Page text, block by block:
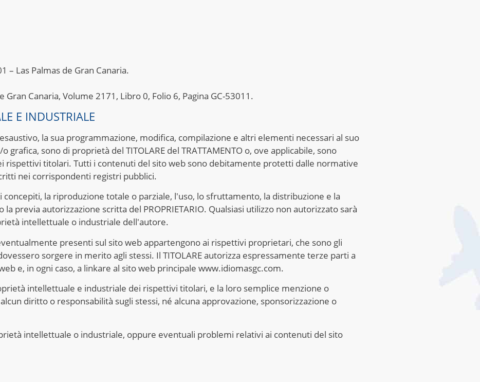
– Las Palmas de Gran Canaria.
Canaria, Volume 2171, Libro 0, Folio 6, Pagina GC-53011.
E INDUSTRIALE
la sua programmazione, modifica, compilazione e altri elementi necessari al suo
sono di proprietà del TITOLARE del TRATTAMENTO o, ove applicabile, sono
rispettivi titolari. Tutti i contenuti del sito web sono debitamente protetti dalle normative
nei corrispondenti registri pubblici.
la riproduzione totale o parziale, l'uso, lo sfruttamento, la distribuzione e la
previa autorizzazione scritta del PROPRIETARIO. Qualsiasi utilizzo non autorizzato sarà
intellettuale o industriale dell'autore.
presenti sul sito web appartengono ai rispettivi proprietari, che sono gli
sorgere in merito agli stessi. Il TITOLARE autorizza espressamente terze parti a
e, in ogni caso, a linkare al sito web principale www.idiomasgc.com.
intellettuale e industriale dei rispettivi titolari, e la loro semplice menzione o
diritto o responsabilità sugli stessi, né alcuna approvazione, sponsorizzazione o
intellettuale o industriale, oppure eventuali problemi relativi ai contenuti del sito